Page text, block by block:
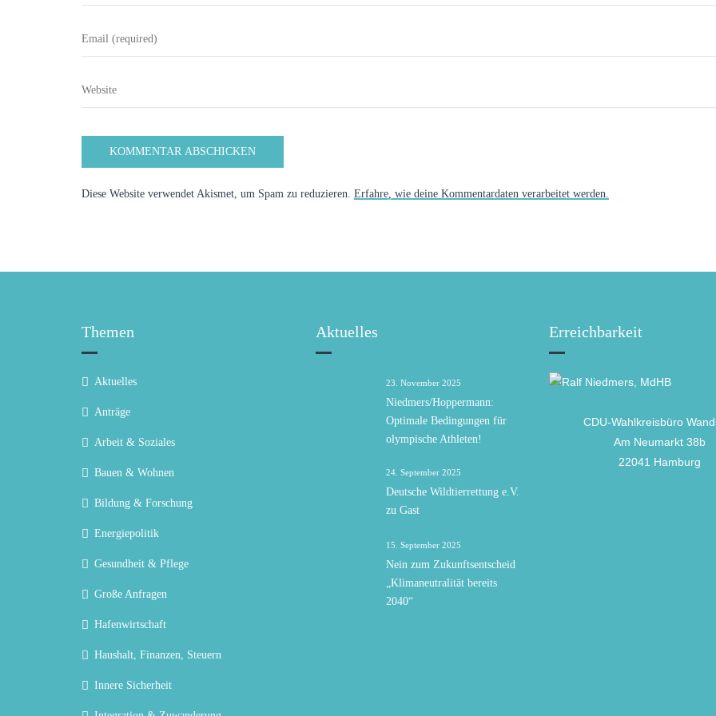
Diese Website verwendet Akismet, um Spam zu reduzieren. Erfahre, wie deine Kommentardaten verarbeitet werden.
Themen
Aktuelles
Anträge
Arbeit & Soziales
Bauen & Wohnen
Bildung & Forschung
Energiepolitik
Gesundheit & Pflege
Große Anfragen
Hafenwirtschaft
Haushalt, Finanzen, Steuern
Innere Sicherheit
Aktuelles
23. November 2025
Niedmers/Hoppermann:
Optimale Bedingungen für
olympische Athleten!
24. September 2025
Deutsche Wildtierrettung e.V.
zu Gast
15. September 2025
Nein zum Zukunftsentscheid
„Klimaneutralität bereits
2040“
Erreichbarkeit
CDU-Wahlkreisbüro
Am Neumarkt 38b
22041 Hamburg